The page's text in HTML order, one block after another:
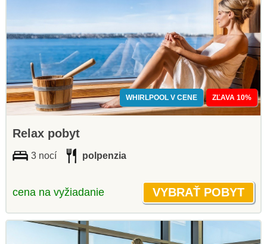
WHIRLPOOL V CENE ZĽAVA 10%
Relax pobyt
3 nocí polpenzia
cena na vyžiadanie